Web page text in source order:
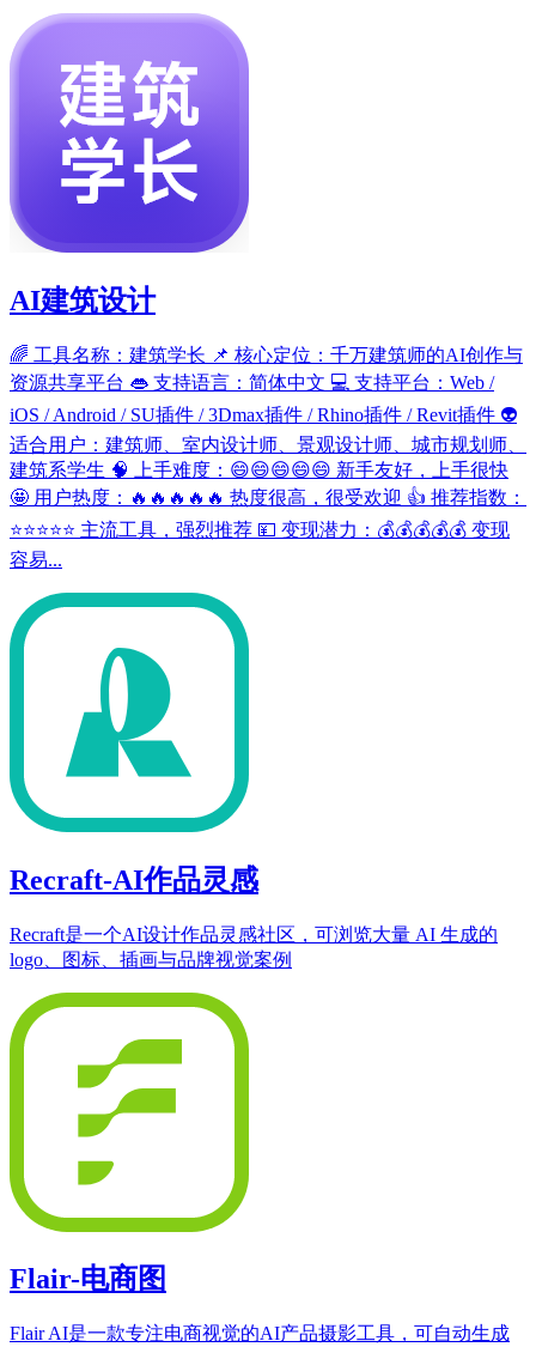
AI建筑设计
🌈 工具名称：建筑学长 📌 核心定位：千万建筑师的AI创作与
资源共享平台 👄 支持语言：简体中文 💻 支持平台：Web /
iOS / Android / SU插件 / 3Dmax插件 / Rhino插件 / Revit插件 👽
适合用户：建筑师、室内设计师、景观设计师、城市规划师、
建筑系学生 🧠 上手难度：😄😄😄😄😄 新手友好，上手很快
🤩 用户热度：🔥🔥🔥🔥🔥 热度很高，很受欢迎 👍 推荐指数：
⭐⭐⭐⭐⭐ 主流工具，强烈推荐 💴 变现潜力：💰💰💰💰💰 变现
容易...
Recraft-AI作品灵感
Recraft是一个AI设计作品灵感社区，可浏览大量 AI 生成的
logo、图标、插画与品牌视觉案例
Flair-电商图
Flair AI是一款专注电商视觉的AI产品摄影工具，可自动生成